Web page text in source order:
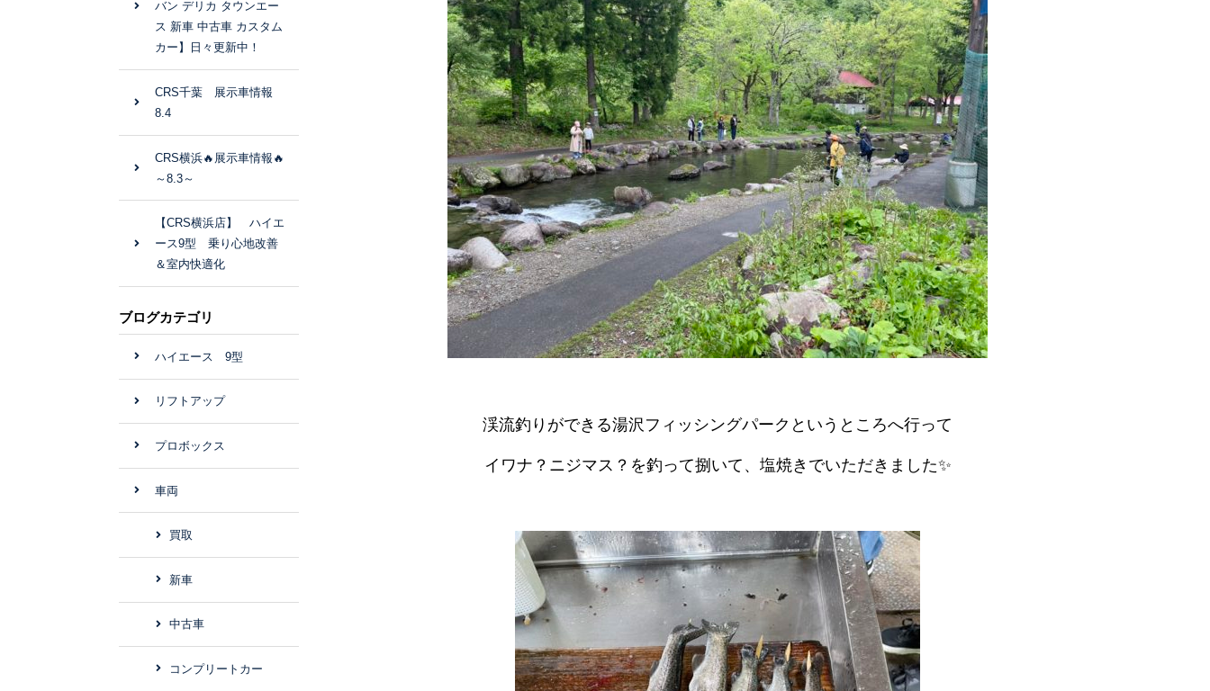
渓流釣りができる湯沢フィッシングパークというところへ行って
イワナ？ニジマス？を釣って捌いて、塩焼きでいただきました✨
バン デリカ タウンエー
ス 新車 中古車 カスタム
カー】日々更新中！
CRS千葉 展示車情報
8.4
CRS横浜🔥展示車情報🔥
～8.3～
【CRS横浜店】 ハイエ
ース9型 乗り心地改善
＆室内快適化
ブログカテゴリ
ハイエース 9型
リフトアップ
プロボックス
車両
買取
新車
中古車
コンプリートカー